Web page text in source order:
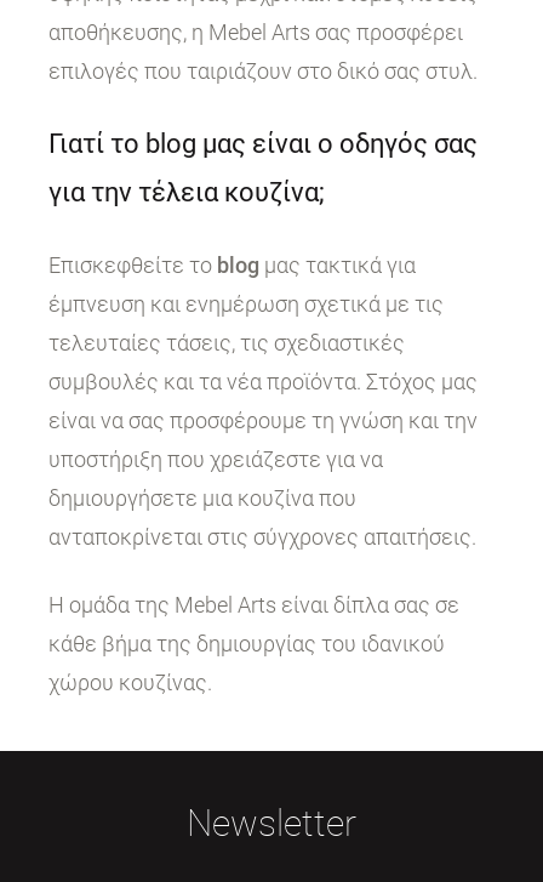
αποθήκευσης, η Mebel Arts σας προσφέρει
επιλογές που ταιριάζουν στο δικό σας στυλ.
Γιατί το blog μας είναι ο οδηγός σας
για την τέλεια κουζίνα;
Επισκεφθείτε το blog μας τακτικά για
έμπνευση και ενημέρωση σχετικά με τις
τελευταίες τάσεις, τις σχεδιαστικές
συμβουλές και τα νέα προϊόντα. Στόχος μας
είναι να σας προσφέρουμε τη γνώση και την
υποστήριξη που χρειάζεστε για να
δημιουργήσετε μια κουζίνα που
ανταποκρίνεται στις σύγχρονες απαιτήσεις.
Η ομάδα της Mebel Arts είναι δίπλα σας σε
κάθε βήμα της δημιουργίας του ιδανικού
χώρου κουζίνας.
Newsletter